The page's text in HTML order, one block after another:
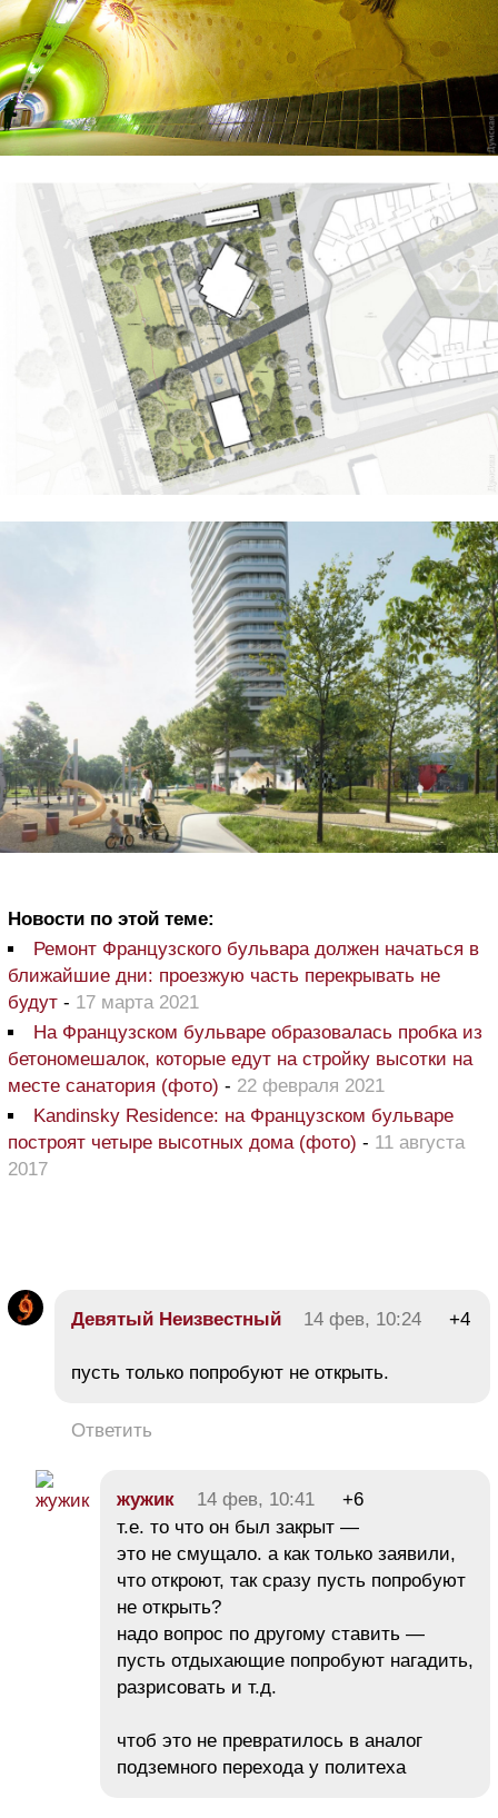
Новости по этой теме:
Ремонт Французского бульвара должен начаться в
ближайшие дни: проезжую часть перекрывать не
будут - 17 марта 2021
На Французском бульваре образовалась пробка из
бетономешалок, которые едут на стройку высотки на
месте санатория (фото) - 22 февраля 2021
Kandinsky Residence: на Французском бульваре
построят четыре высотных дома (фото) - 11 августа
2017
Девятый Неизвестный 14 фев, 10:24 +4
пусть только попробуют не открыть.
Ответить
жужик 14 фев, 10:41
+6
т.е. то что он был закрыт —
это не смущало. а как только заявили,
что откроют, так сразу пусть попробуют
не открыть?
надо вопрос по другому ставить —
пусть отдыхающие попробуют нагадить,
разрисовать и т.д.
чтоб это не превратилось в аналог
подземного перехода у политеха